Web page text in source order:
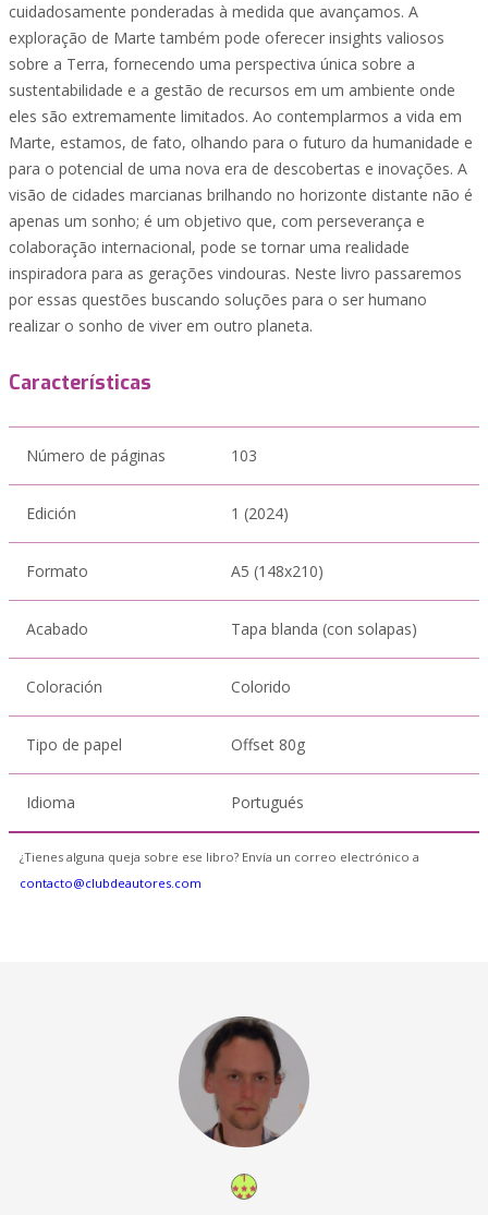
cuidadosamente ponderadas à medida que avançamos. A
exploração de Marte também pode oferecer insights valiosos
sobre a Terra, fornecendo uma perspectiva única sobre a
sustentabilidade e a gestão de recursos em um ambiente onde
eles são extremamente limitados. Ao contemplarmos a vida em
Marte, estamos, de fato, olhando para o futuro da humanidade e
para o potencial de uma nova era de descobertas e inovações. A
visão de cidades marcianas brilhando no horizonte distante não é
apenas um sonho; é um objetivo que, com perseverança e
colaboração internacional, pode se tornar uma realidade
inspiradora para as gerações vindouras. Neste livro passaremos
por essas questões buscando soluções para o ser humano
realizar o sonho de viver em outro planeta.
Características
Número de páginas 103
Edición 1 (2024)
Formato A5 (148x210)
Acabado Tapa blanda (con solapas)
Coloración Colorido
Tipo de papel Offset 80g
Idioma Portugués
¿Tienes alguna queja sobre ese libro? Envía un correo electrónico a
contacto@clubdeautores.com